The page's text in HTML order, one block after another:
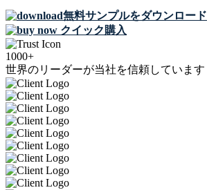
無料サンプルをダウンロード
クイック購入
1000+
世界のリーダーが当社を信頼しています